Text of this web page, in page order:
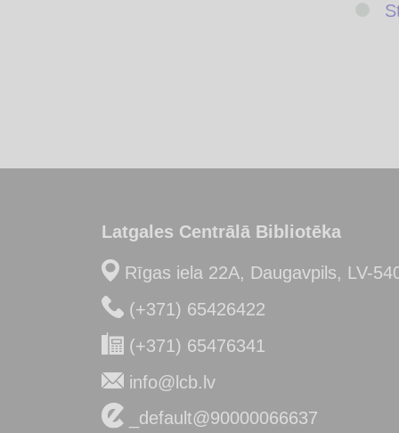
Latgales Centrālā Bibliotēka
Rīgas iela 22A, Daugavpils, LV-
(+371) 65426422
(+371) 65476341
info@lcb.lv
_default@90000066637